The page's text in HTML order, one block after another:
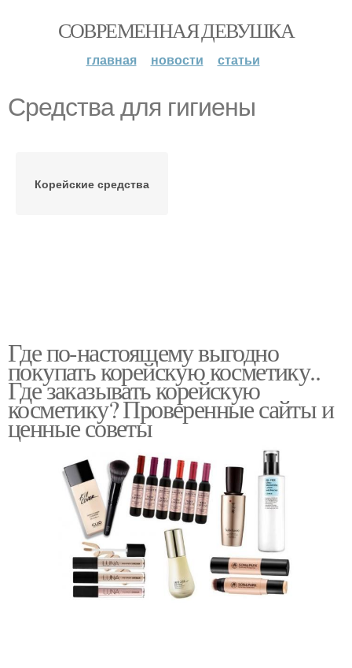
СОВРЕМЕННАЯ ДЕВУШКА
главная новости статьи
Средства для гигиены
Корейские средства
Где по-настоящему выгодно
покупать корейскую косметику..
Где заказывать корейскую
косметику? Проверенные сайты и
ценные советы